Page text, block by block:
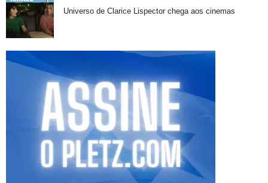
Universo de Clarice Lispector chega aos cinemas